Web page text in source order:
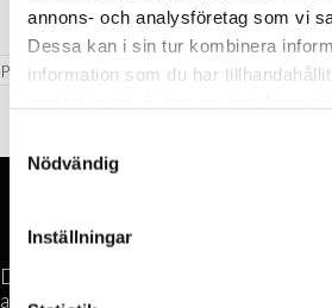
annons- och analysföretag som vi
Dessa kan i sin tur kombinera
information som du har
c
Nödvändig
Inställningar
Postad i:Dalafrakt News,Nyheter
DalaFrakt erbjuder tjänster inom
anläggning och miljö, entreprenad